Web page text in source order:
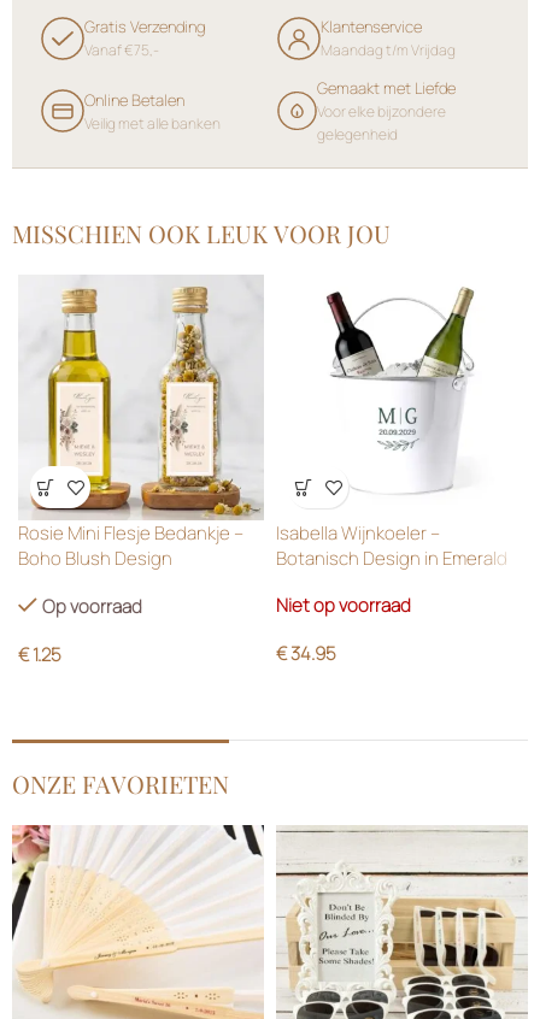
Gratis Verzending
Vanaf €75,-
Klantenservice
Maandag t/m Vrijdag
Online Betalen
Veilig met alle banken
Gemaakt met Liefde
Voor elke bijzondere
gelegenheid
MISSCHIEN OOK LEUK VOOR JOU
Wensenlijst
Rosie Mini Flesje Bedankje –
Boho Blush Design
Op voorraad
€1.25
Wensenlijst
Isabella Wijnkoeler –
Botanisch Design in Emerald
Niet op voorraad
€34.95
ONZE FAVORIETEN